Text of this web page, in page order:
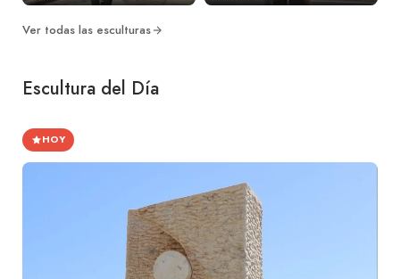
Ver todas las esculturas
Escultura del Día
HOY